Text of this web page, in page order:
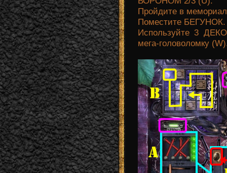
Пройдите в
Поместите
Используйте 3
мега-головоломку